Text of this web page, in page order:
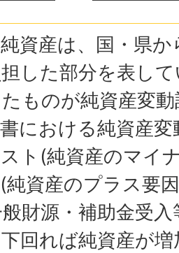
資産は、国・県
した部分を表し
ものが純資産変
における純資産
ト(純資産のマイ
純資産のプラス要
財源・補助金受
回れば純資産が